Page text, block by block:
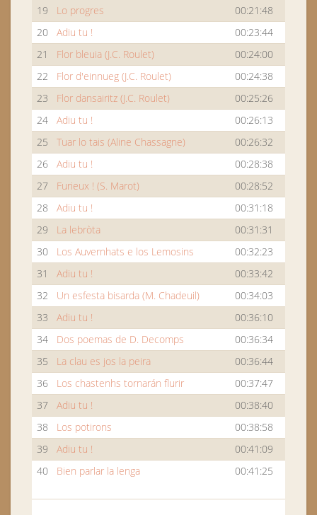
19
Lo progres
00:21:48
20
Adiu tu !
00:23:44
21
Flor bleuia (J.C. Roulet)
00:24:00
22
Flor d'einnueg (J.C. Roulet)
00:24:38
23
Flor dansairitz (J.C. Roulet)
00:25:26
24
Adiu tu !
00:26:13
25
Tuar lo tais (Aline Chassagne)
00:26:32
26
Adiu tu !
00:28:38
27
Furieux ! (S. Marot)
00:28:52
28
Adiu tu !
00:31:18
29
La lebròta
00:31:31
30
Los Auvernhats e los Lemosins
00:32:23
31
Adiu tu !
00:33:42
32
Un esfesta bisarda (M. Chadeuil)
00:34:03
33
Adiu tu !
00:36:10
34
Dos poemas de D. Decomps
00:36:34
35
La clau es jos la peira
00:36:44
36
Los chastenhs tornarán flurir
00:37:47
37
Adiu tu !
00:38:40
38
Los potirons
00:38:58
39
Adiu tu !
00:41:09
40
Bien parlar la lenga 00:41:25